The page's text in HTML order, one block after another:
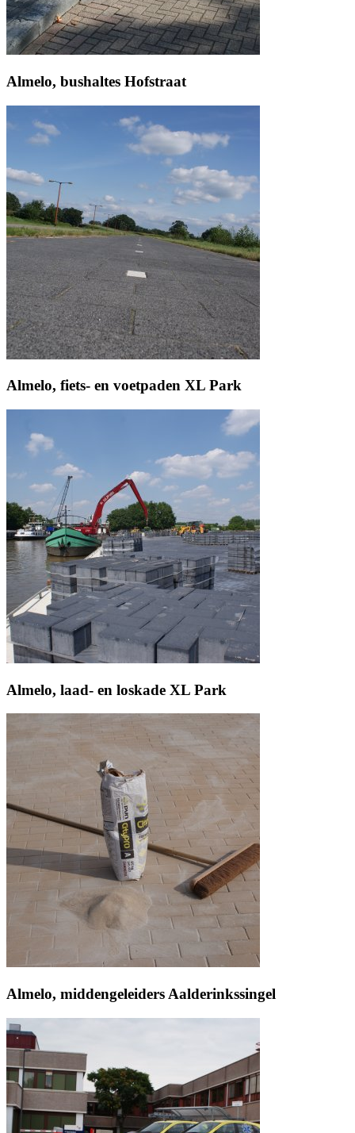
Almelo, bushaltes Hofstraat
Almelo, fiets- en voetpaden XL Park
Almelo, laad- en loskade XL Park
Almelo, middengeleiders Aalderinkssingel